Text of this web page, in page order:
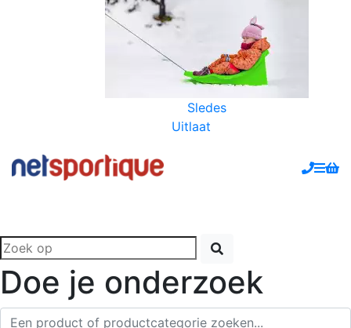
Sledes
Uitlaat
Doe je onderzoek